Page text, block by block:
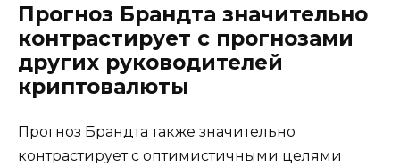
Прогноз Брандта значительно
контрастирует с прогнозами
других руководителей
криптовалюты
Прогноз Брандта также значительно
контрастирует с оптимистичными целями